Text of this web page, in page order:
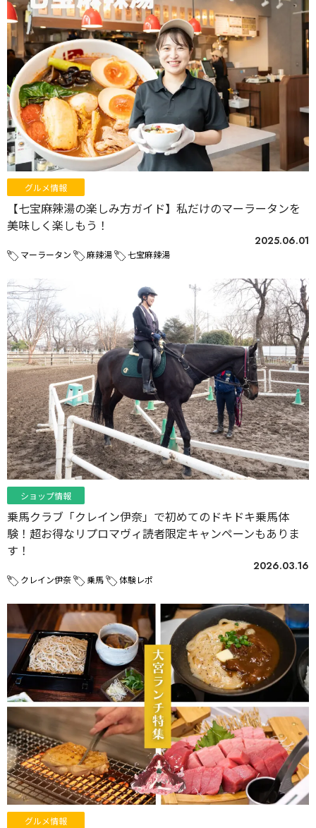
グルメ情報
【七宝麻辣湯の楽しみ方ガイド】私だけのマーラータンを
美味しく楽しもう！
2025.06.01
マーラータン 麻辣湯 七宝麻辣湯
ショップ情報
乗馬クラブ「クレイン伊奈」で初めてのドキドキ乗馬体
験！超お得なリプロマヴィ読者限定キャンペーンもありま
す！
2026.03.16
クレイン伊奈 乗馬 体験レポ
グルメ情報